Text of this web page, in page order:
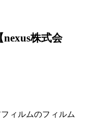
株式会
ィルムのフィルム